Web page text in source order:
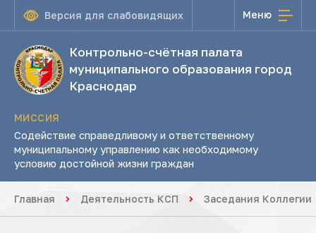
Версия для слабовидящих Меню
Контрольно-счётная палата
муниципального образования город
Краснодар
МИССИЯ
Содействие справедливому и ответственному
муниципальному управлению как необходимому
условию достойной жизни граждан
Главная Деятельность КСП Заседания Коллегии